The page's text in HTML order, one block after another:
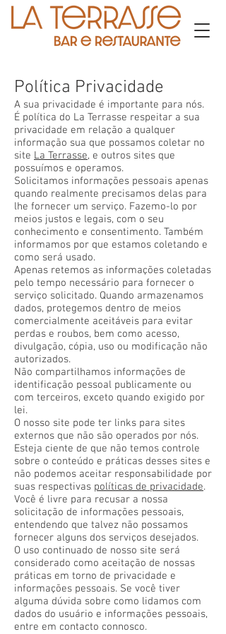
Política Privacidade
A sua privacidade é importante para nós.
É política do La Terrasse respeitar a sua
privacidade em relação a qualquer
informação sua que possamos coletar no
site La Terrasse, e outros sites que
possuímos e operamos.
Solicitamos informações pessoais apenas
quando realmente precisamos delas para
lhe fornecer um serviço. Fazemo-lo por
meios justos e legais, com o seu
conhecimento e consentimento. Também
informamos por que estamos coletando e
como será usado.
Apenas retemos as informações coletadas
pelo tempo necessário para fornecer o
serviço solicitado. Quando armazenamos
dados, protegemos dentro de meios
comercialmente aceitáveis ​​para evitar
perdas e roubos, bem como acesso,
divulgação, cópia, uso ou modificação não
autorizados.
Não compartilhamos informações de
identificação pessoal publicamente ou
com terceiros, exceto quando exigido por
lei.
O nosso site pode ter links para sites
externos que não são operados por nós.
Esteja ciente de que não temos controle
sobre o conteúdo e práticas desses sites e
não podemos aceitar responsabilidade por
suas respectivas políticas de privacidade.
Você é livre para recusar a nossa
solicitação de informações pessoais,
entendendo que talvez não possamos
fornecer alguns dos serviços desejados.
O uso continuado de nosso site será
considerado como aceitação de nossas
práticas em torno de privacidade e
informações pessoais. Se você tiver
alguma dúvida sobre como lidamos com
dados do usuário e informações pessoais,
entre em contacto connosco.